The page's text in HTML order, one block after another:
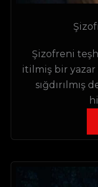
Şizofreni
itilmiş bir yazar
sığdırılmış